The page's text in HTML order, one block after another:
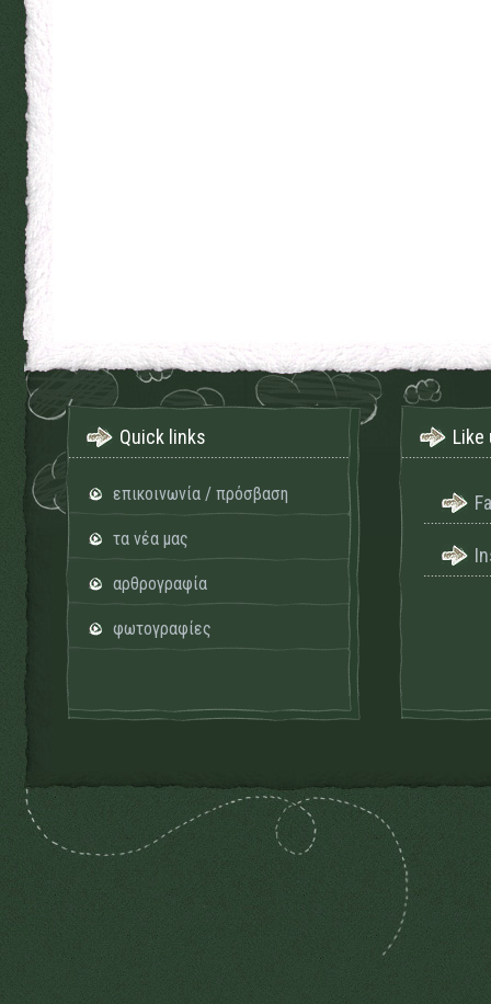
Quick links
επικοινωνία / πρόσβαση
τα νέα μας
αρθρογραφία
φωτογραφίες
Like